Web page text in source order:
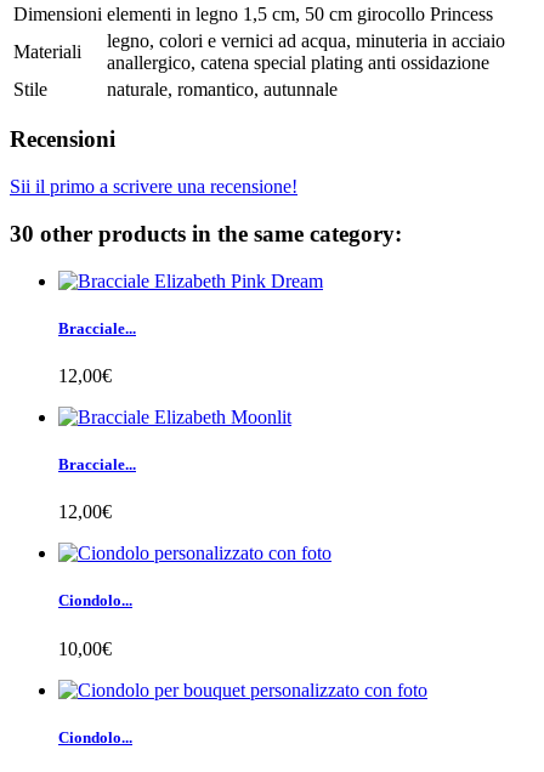
Dimensioni elementi in legno 1,5 cm, 50 cm girocollo Princess
Materiali
legno, colori e vernici ad acqua, minuteria in acciaio
anallergico, catena special plating anti ossidazione
Stile
naturale, romantico, autunnale
Recensioni
Sii il primo a scrivere una recensione!
30 other products in the same category:
Bracciale...
12,00€
Bracciale...
12,00€
Ciondolo...
10,00€
Ciondolo...